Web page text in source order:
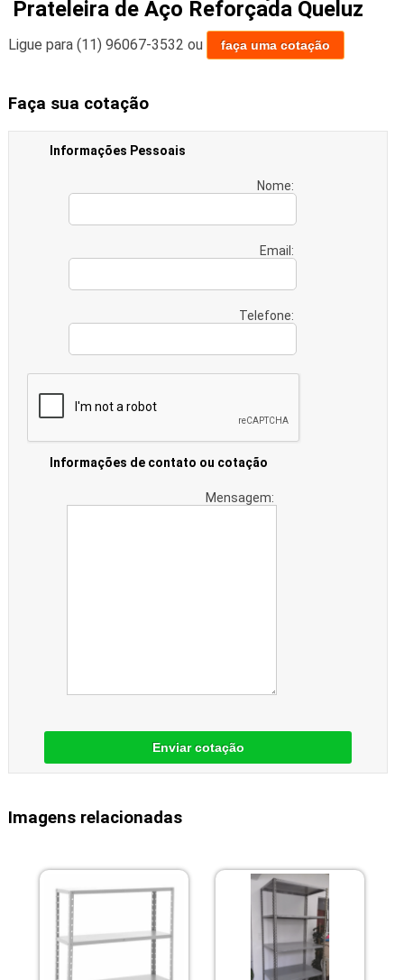
Prateleira de Aço Reforçada Queluz
Ligue para (11) 96067-3532 ou faça uma cotação
Faça sua cotação
Informações Pessoais
Nome:
Email:
Telefone:
Informações de contato ou cotação
Mensagem:
Enviar cotação
Imagens relacionadas